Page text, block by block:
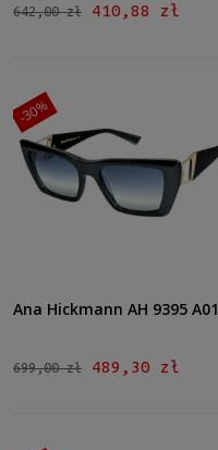
642,00 zł 410,88 zł
Ana Hickmann AH 9395 A01
699,00 zł 489,30 zł
-30%